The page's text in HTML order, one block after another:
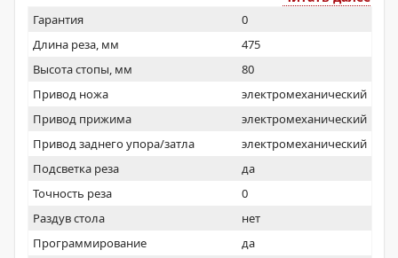
Гарантия
0
Длина реза, мм
475
Высота стопы, мм
80
Привод ножа
электромеханический
Привод прижима
электромеханический
Привод заднего упора/затла
электромеханический
Подсветка реза
да
Точность реза
0
Раздув стола
нет
Программирование
да